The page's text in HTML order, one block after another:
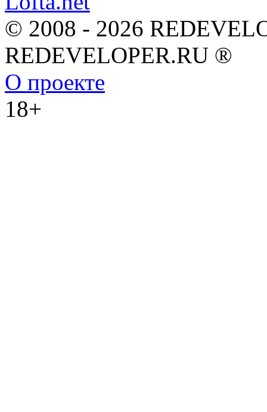
© 2008 - 2026
REDEVELOPER.RU ®
О проекте
18+